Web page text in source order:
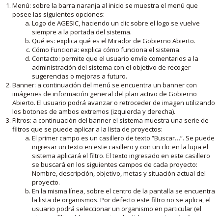
Menú: sobre la barra naranja al inicio se muestra el menú que
posee las siguientes opciones:
Logo de AGESIC, haciendo un clic sobre el logo se vuelve
siempre a la portada del sistema.
Qué es: explica qué es el Mirador de Gobierno Abierto.
Cómo Funciona: explica cómo funciona el sistema.
Contacto: permite que el usuario envíe comentarios a la
administración del sistema con el objetivo de recoger
sugerencias o mejoras a futuro.
Banner: a continuación del menú se encuentra un banner con
imágenes de información general del plan activo de Gobierno
Abierto. El usuario podrá avanzar o retroceder de imagen utilizando
los botones de ambos extremos (izquierda y derecha).
Filtros: a continuación del banner el sistema muestra una serie de
filtros que se puede aplicar a la lista de proyectos:
El primer campo es un casillero de texto “Buscar…”. Se puede
ingresar un texto en este casillero y con un clic en la lupa el
sistema aplicará el filtro. El texto ingresado en este casillero
se buscará en los siguientes campos de cada proyecto:
Nombre, descripción, objetivo, metas y situación actual del
proyecto.
En la misma línea, sobre el centro de la pantalla se encuentra
la lista de organismos. Por defecto este filtro no se aplica, el
usuario podrá seleccionar un organismo en particular (el